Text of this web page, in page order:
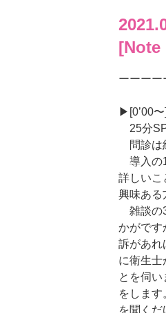
[Note
ーーーー
▶︎[0’00
25分
問診は
導入の
詳しいこ
興味ある
雑談の
かがです
訴があれ
に衛生士
とを伺
をしま
を聞く